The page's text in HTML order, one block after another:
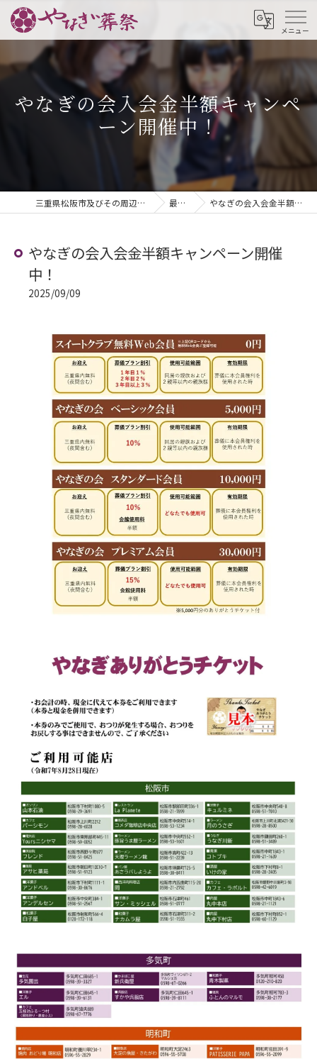
やなぎの会入会金半額キャンペ
ーン開催中！
三重県松阪市及びその周辺地域の葬儀ならやなぎ葬祭 最新情報 やなぎの会入会金半額キャンペーン開催中！
やなぎの会入会金半額キャンペーン開催
中！
2025/09/09